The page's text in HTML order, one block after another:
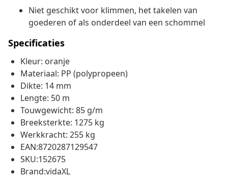
Niet geschikt voor klimmen, het takelen van
goederen of als onderdeel van een schommel
Specificaties
Kleur: oranje
Materiaal: PP (polypropeen)
Dikte: 14 mm
Lengte: 50 m
Touwgewicht: 85 g/m
Breeksterkte: 1275 kg
Werkkracht: 255 kg
EAN:8720287129547
SKU:152675
Brand:vidaXL